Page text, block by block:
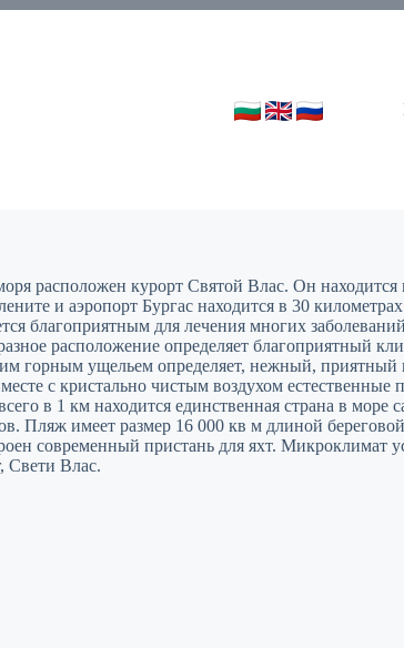
расположен курорт Святой Влас. Он находится
и аэропорт Бургас находится в 30
благоприятным для лечения многих
расположение определяет благоприятный
горным ущельем определяет, нежный,
с кристально чистым воздухом
в 1 км находится единственная страна в
Пляж имеет размер 16 000 кв м длиной
современный пристань для яхт. Микроклимат
Свети Влас.